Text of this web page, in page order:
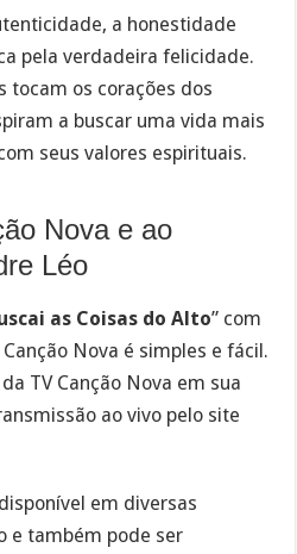
a honestidade
pela verdadeira felicidade.
tocam os corações dos
a buscar uma vida mais
seus valores espirituais.
Nova e ao
Léo
as Coisas do Alto” com
Nova é simples e fácil.
TV Canção Nova em sua
ao vivo pelo site
em diversas
e também pode ser